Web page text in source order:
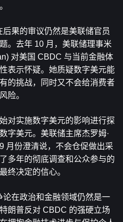
果的审议仍然是美联储官员
。去年 10 月，美联储理事米
对美国 CBDC 与当前金融体
表示怀疑。她质疑数字美元能
的挑战，同时又不会给消费者
险。
对实施数字美元的影响进行探
字美元。美联储主席杰罗姆·
月份澄清说，不会仓促做出采
多年的彻底调查和公众参与的
终决定的信心。
在政治和金融领域仍然是一
朗普反对 CBDC 的强硬立场